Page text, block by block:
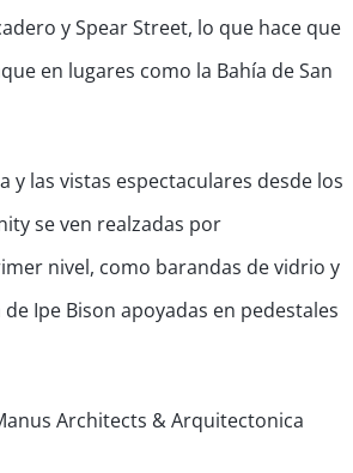
y Spear Street, lo que hace que
en lugares como la Bahía de San
y las vistas espectaculares desde los
se ven realzadas por
nivel, como barandas de vidrio y
Ipe Bison apoyadas en pedestales
Architects & Arquitectonica